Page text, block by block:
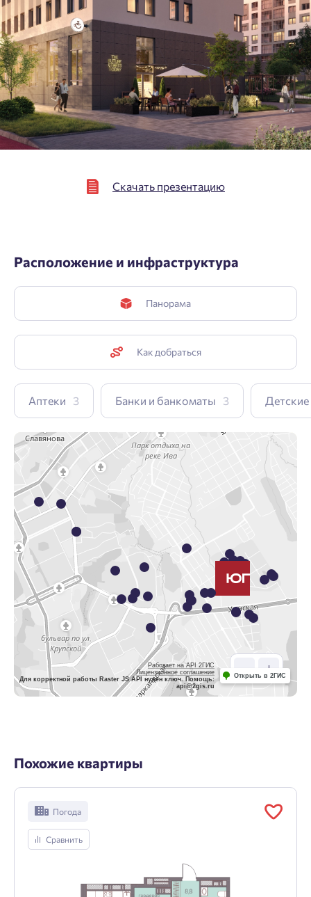
Скачать презентацию
Расположение и инфраструктура
Панорама
Как добраться
Аптеки 3 Банки и банкоматы 3
Работает на API 2ГИС
Лицензионное соглашение
Для корректной работы Raster JS API нужен ключ. Помощь:
api@2gis.ru
Открыть в 2ГИС
Похожие квартиры
Погода
Сравнить
Нажимая кнопку «Отправить», вы даёте согласие на обработку
персональных данных.
Подтвердить